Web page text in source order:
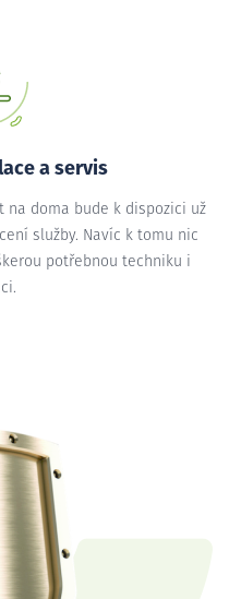
a servis
na doma bude k dispozici už
služby. Navíc k tomu nic
potřebnou techniku i